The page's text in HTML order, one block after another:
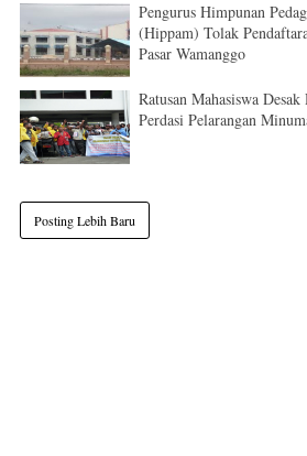
Pengurus Himpunan
(Hippam) Tolak
Pasar Wamanggo
Ratusan Mahasiswa
Perdasi Pelarangan
Posting Lebih Baru